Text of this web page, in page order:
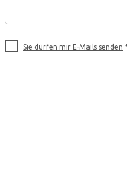
Sie dürfen mir E-Mails senden